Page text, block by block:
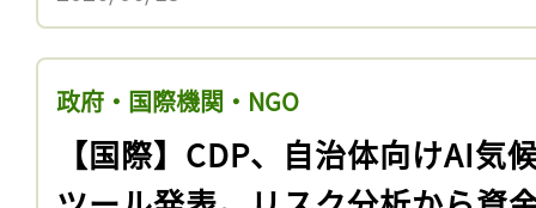
政府・国際機関・NGO
【国際】CDP、自治体向けAI気